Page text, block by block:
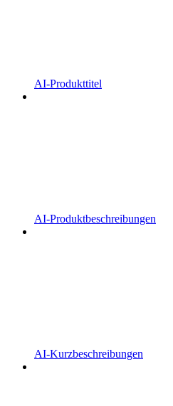
AI-Produkttitel
AI-Produktbeschreibungen
AI-Kurzbeschreibungen